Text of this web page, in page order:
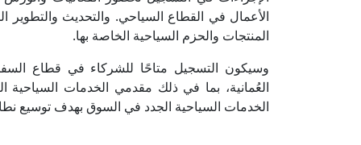
الأعمال في القطاع السياحي. والتحديث
المنتجات والحزم السياحية الخاصة بها.
وسيكون التسجيل متاحًا للشركاء في قطاع
العُمانية، بما في ذلك مقدمي الخدمات
الخدمات السياحية الجدد في السوق بهدف توسيع